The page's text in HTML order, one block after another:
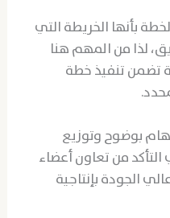
بأنها الخريطة التي
لذا من المهم هنا
تضمن تنفيذ خطة
بوضوح وتوزيع
من تعاون أعضاء
الجودة بإنتاجية